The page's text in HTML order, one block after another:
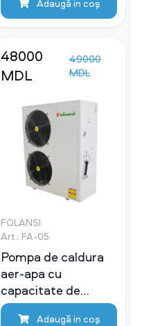
Adaugă in coş
48000
MDL
49000
MDL
FOLANSI
Art.: FA-05
Pompa de caldura
aer-apa cu
capacitate de
incalzire de 19KW
Adaugă in coş